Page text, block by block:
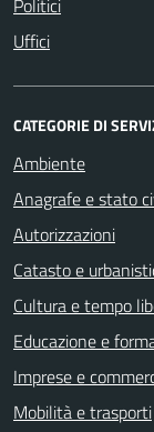
Uffici
CATEGORIE DI
Ambiente
Anagrafe e stato
Autorizzazioni
Catasto e
Cultura e tempo
Educazione e
Imprese e
Mobilità e trasporti